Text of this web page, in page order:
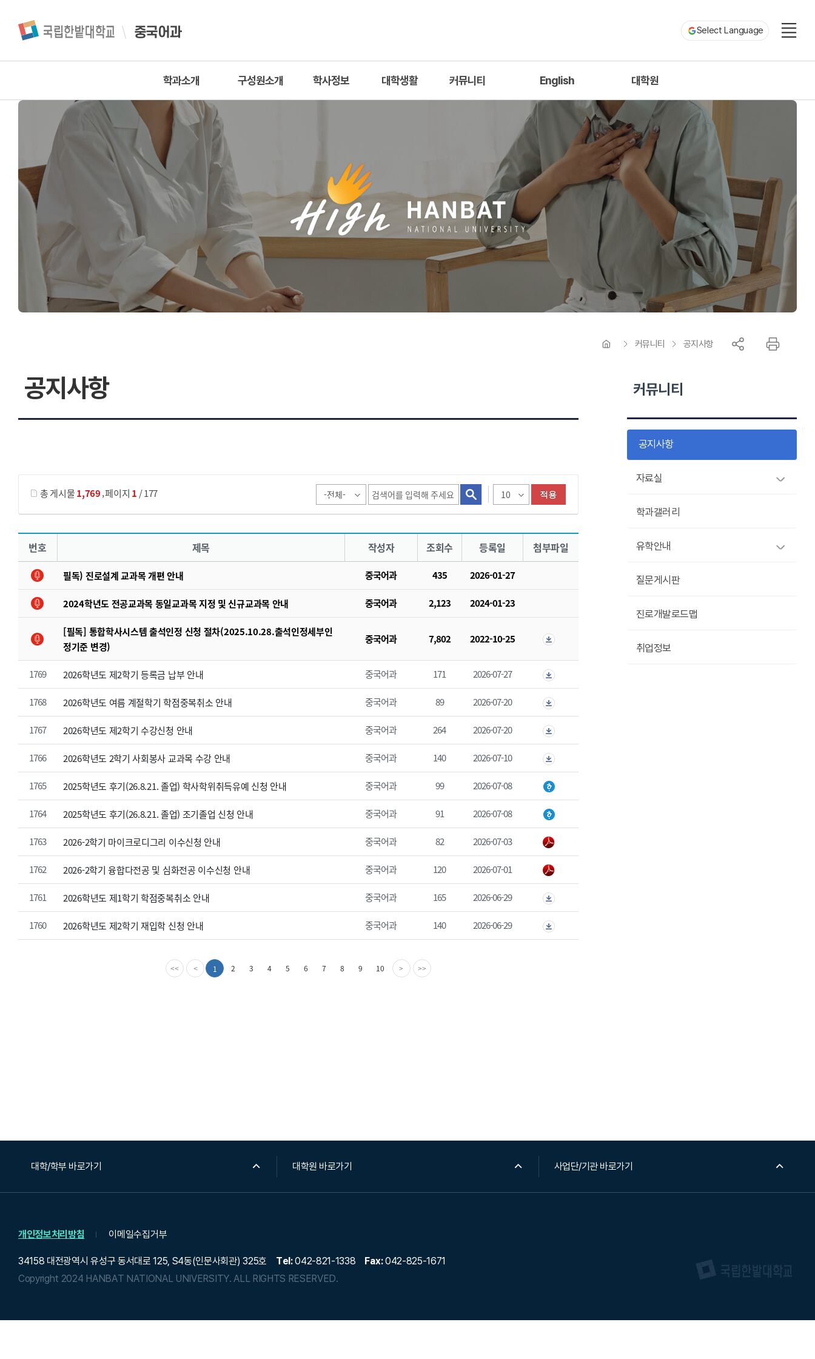
중국어과 Select Language
학과소개
인사말
학과소개
학과연혁
학과소식
학과 특성화 발전계획
찾아오시는길
구성원소개 학사정보
교과목안내
졸업요건
대학생활 커뮤니티
유학안내
질문게시판
진로개발로드맵
English
Introduction
Academic Information
Professors
대학원
중국어과
커뮤니티
공지사항
자료실
학과갤러리
유학안내
질문게시판
진로개발로드맵
취업정보
공지사항
커뮤니티 공지사항
총 게시물1,769,페이지 1 / 177 적용
공지사항 목록 으로 번호, 제목, 작성자, 조회수, 등록 일, 첨부파일로 나열 되고 있습니다.
번호 제목 작성자 조회수 등록일 첨부파일
필독) 진로설계 교과목 개편 안내 중국어과 435 2026-01-27
2024학년도 전공교과목 동일교과목 지정 및 신규교과목 안내 중국어과 2,123 2024-01-23
[필독] 통합학사시스템 출석인정 신청 절차(2025.10.28.출석인정세부인
정기준 변경)
중국어과 7,802 2022-10-25
1769 2026학년도 제2학기 등록금 납부 안내 중국어과 171 2026-07-27
1768 2026학년도 여름 계절학기 학점중복취소 안내 중국어과 89 2026-07-20
1767 2026학년도 제2학기 수강신청 안내 중국어과 264 2026-07-20
1766 2026학년도 2학기 사회봉사 교과목 수강 안내 중국어과 140 2026-07-10
1765 2025학년도 후기(26.8.21. 졸업) 학사학위취득유예 신청 안내 중국어과 99 2026-07-08
1764 2025학년도 후기(26.8.21. 졸업) 조기졸업 신청 안내 중국어과 91 2026-07-08
1763 2026-2학기 마이크로디그리 이수신청 안내 중국어과 82 2026-07-03
1762 2026-2학기 융합다전공 및 심화전공 이수신청 안내 중국어과 120 2026-07-01
1761 2026학년도 제1학기 학점중복취소 안내 중국어과 165 2026-06-29
1760 2026학년도 제2학기 재입학 신청 안내 중국어과 140 2026-06-29
<< 첫
번
< 이
전
1 2 3 4 5 6 7 8 9 10 > 다
음
>> 마
지
대학/학부 바로가기 대학원 바로가기 사업단/기관 바로가기
개인정보처리방침 이메일수집거부
34158 대전광역시 유성구 동서대로 125, S4동(인문사회관) 325호 Tel:042-821-1338 Fax:042-825-1671
Copyright 2024 HANBAT NATIONAL UNIVERSITY.ALL RIGHTS RESERVED.